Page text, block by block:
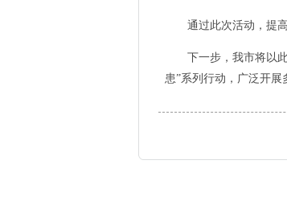
通过此次活动，提高
下一步，我市将以此
患”系列行动，广泛开